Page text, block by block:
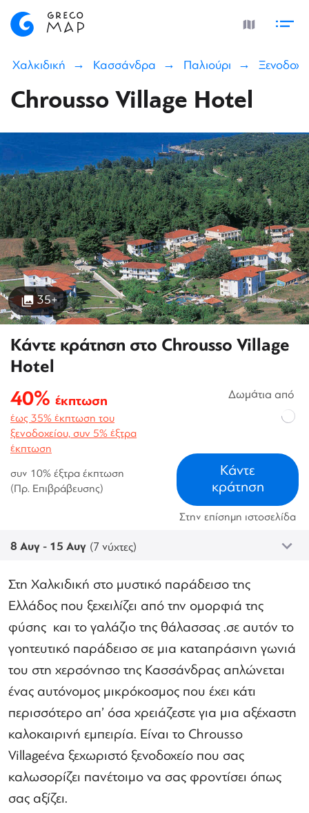
Χαλκιδική Κασσάνδρα Παλιούρι
Chrousso Village Hotel
35+
Κάντε κράτηση στο Chrousso Village
Hotel
40% έκπτωση
έως 35% έκπτωση του
ξενοδοχείου, συν 5% έξτρα
έκπτωση
συν 10% έξτρα έκπτωση
(Πρ. Επιβράβευσης)
Δωμάτια από
Κάντε
κράτηση
Στην επίσημη ιστοσελίδα
8 Αυγ - 15 Αυγ (7 νύχτες)
Στη Χαλκιδική στο μυστικό παράδεισο της
Ελλάδος που ξεχειλίζει από την ομορφιά της
φύσης και το γαλάζιο της θάλασσας .σε αυτόν το
γοητευτικό παράδεισο σε μια καταπράσινη γωνιά
του στη χερσόνησο της Κασσάνδρας απλώνεται
ένας αυτόνομος μικρόκοσμος που έχει κάτι
περισσότερο απ’ όσα χρειάζεστε για μια αξέχαστη
καλοκαιρινή εμπειρία. Είναι το Chrousso
Villageένα ξεχωριστό ξενοδοχείο που σας
καλωσορίζει πανέτοιμο να σας φροντίσει όπως
σας αξίζει.